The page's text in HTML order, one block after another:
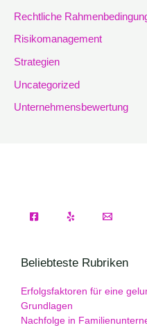
Rechtliche
Risikomanagement
Strategien
Uncategorized
Unternehmensbewertung
Beliebteste Rubriken
Erfolgsfaktoren für eine
Grundlagen
Nachfolge in